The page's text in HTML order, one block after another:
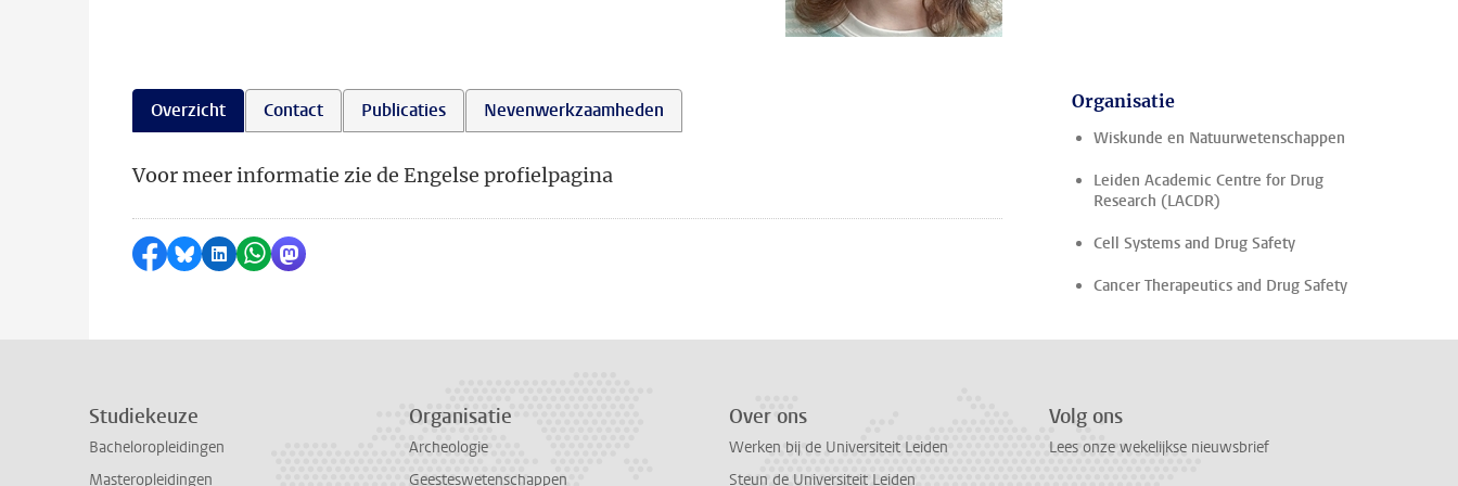
Overzicht Contact Publicaties Nevenwerkzaamheden
Voor meer informatie zie de Engelse profielpagina
Delen op Facebook
Delen via Bluesky
Delen op LinkedIn
Delen via WhatsApp
Delen via Mastodon
Organisatie
Wiskunde en Natuurwetenschappen
Leiden Academic Centre for Drug
Research (LACDR)
Cell Systems and Drug Safety
Cancer Therapeutics and Drug Safety
Studiekeuze
Bacheloropleidingen
Masteropleidingen
Organisatie
Archeologie
Geesteswetenschappen
Over ons
Werken bij de Universiteit Leiden
Steun de Universiteit Leiden
Volg ons
Lees onze wekelijkse nieuwsbrief